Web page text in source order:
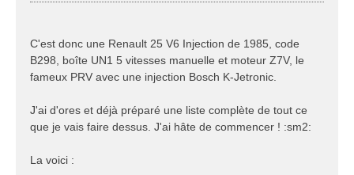
C'est donc une Renault 25 V6 Injection de 1985, code
B298, boîte UN1 5 vitesses manuelle et moteur Z7V, le
fameux PRV avec une injection Bosch K-Jetronic.
J'ai d'ores et déjà préparé une liste complète de tout ce
que je vais faire dessus. J'ai hâte de commencer ! :sm2:
La voici :